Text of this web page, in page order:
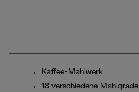
Kaffee-Mahlwerk
18 verschiedene Mahlgrade